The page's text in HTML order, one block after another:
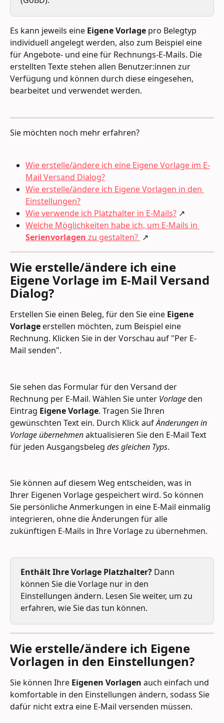
Es kann jeweils eine Eigene Vorlage pro Belegtyp
individuell angelegt werden, also zum Beispiel eine
für Angebote- und eine für Rechnungs-E-Mails. Die
erstellten Texte stehen allen Benutzer:innen zur
Verfügung und können durch diese eingesehen,
bearbeitet und verwendet werden.
Sie möchten noch mehr erfahren?
Wie erstelle/ändere ich eine Eigene Vorlage im E-
Mail Versand Dialog?
Wie erstelle/ändere ich Eigene Vorlagen in den
Einstellungen?
Wie verwende ich Platzhalter in E-Mails? ↗︎
Welche Möglichkeiten habe ich, um E-Mails in
Serienvorlagen zu gestalten? ↗︎
Wie erstelle/ändere ich eine
Eigene Vorlage im E-Mail Versand
Dialog?
Erstellen Sie einen Beleg, für den Sie eine Eigene
Vorlage erstellen möchten, zum Beispiel eine
Rechnung. Klicken Sie in der Vorschau auf "Per E-
Mail senden".
Sie sehen das Formular für den Versand der
Rechnung per E-Mail. Wählen Sie unter Vorlage den
Eintrag Eigene Vorlage. Tragen Sie Ihren
gewünschten Text ein. Durch Klick auf Änderungen in
Vorlage übernehmen aktualisieren Sie den E-Mail Text
für jeden Ausgangsbeleg des gleichen Typs.
Sie können auf diesem Weg entscheiden, was in
Ihrer Eigenen Vorlage gespeichert wird. So können
Sie persönliche Anmerkungen in eine E-Mail einmalig
integrieren, ohne die Änderungen für alle
zukünftigen E-Mails in Ihre Vorlage zu übernehmen.
Enthält Ihre Vorlage Platzhalter? Dann
können Sie die Vorlage nur in den
Einstellungen ändern. Lesen Sie weiter, um zu
erfahren, wie Sie das tun können.
Wie erstelle/ändere ich Eigene
Vorlagen in den Einstellungen?
Sie können Ihre Eigenen Vorlagen auch einfach und
komfortable in den Einstellungen ändern, sodass Sie
dafür nicht extra eine E-Mail versenden müssen.